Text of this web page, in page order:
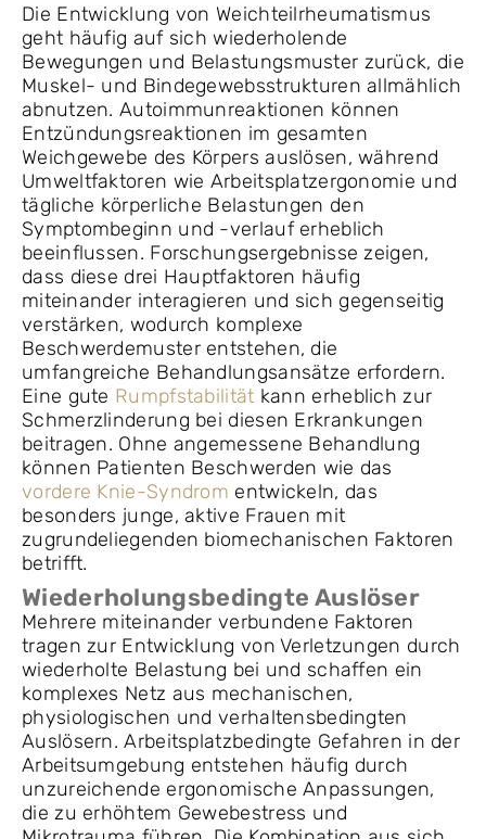
Die Entwicklung von Weichteilrheumatismus
geht häufig auf sich wiederholende
Bewegungen und Belastungsmuster zurück, die
Muskel- und Bindegewebsstrukturen allmählich
abnutzen. Autoimmunreaktionen können
Entzündungsreaktionen im gesamten
Weichgewebe des Körpers auslösen, während
Umweltfaktoren wie Arbeitsplatzergonomie und
tägliche körperliche Belastungen den
Symptombeginn und -verlauf erheblich
beeinflussen. Forschungsergebnisse zeigen,
dass diese drei Hauptfaktoren häufig
miteinander interagieren und sich gegenseitig
verstärken, wodurch komplexe
Beschwerdemuster entstehen, die
umfangreiche Behandlungsansätze erfordern.
Eine gute Rumpfstabilität kann erheblich zur
Schmerzlinderung bei diesen Erkrankungen
beitragen. Ohne angemessene Behandlung
können Patienten Beschwerden wie das
vordere Knie-Syndrom entwickeln, das
besonders junge, aktive Frauen mit
zugrundeliegenden biomechanischen Faktoren
betrifft.
Wiederholungsbedingte Auslöser
Mehrere miteinander verbundene Faktoren
tragen zur Entwicklung von Verletzungen durch
wiederholte Belastung bei und schaffen ein
komplexes Netz aus mechanischen,
physiologischen und verhaltensbedingten
Auslösern. Arbeitsplatzbedingte Gefahren in der
Arbeitsumgebung entstehen häufig durch
unzureichende ergonomische Anpassungen,
die zu erhöhtem Gewebestress und